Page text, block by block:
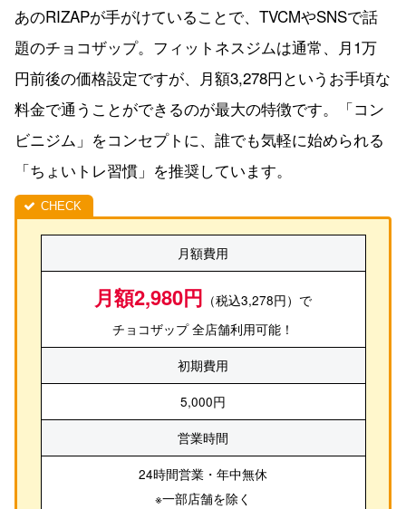
あのRIZAPが手がけていることで、TVCMやSNSで話
題のチョコザップ。フィットネスジムは通常、月1万
円前後の価格設定ですが、月額3,278円というお手頃な
料金で通うことができるのが最大の特徴です。「コン
ビニジム」をコンセプトに、誰でも気軽に始められる
「ちょいトレ習慣」を推奨しています。
月額費用
月額2,980円 （税込3,278円）で
チョコザップ 全店舗利用可能！
初期費用
5,000円
営業時間
24時間営業・年中無休
※一部店舗を除く